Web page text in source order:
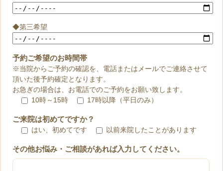
◆第三希望
予約ご希望のお時間帯
※当院からご予約の確認を、電話またはメールでご連絡させて
頂いた後予約確定となります。
お急ぎの場合は、お電話でのご予約をお願い致します。
10時～15時
17時以降（平日のみ）
ご来院は初めてですか？
はい、初めてです 以前来院したことがあります
その他お悩み・ご相談があれば入力してください。